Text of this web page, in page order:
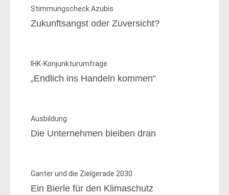
Stimmungscheck Azubis
Zukunftsangst oder Zuversicht?
IHK-Konjunkturumfrage
„Endlich ins Handeln kommen“
Ausbildung
Die Unternehmen bleiben dran
Ganter und die Zielgerade 2030
Ein Bierle für den Klimaschutz